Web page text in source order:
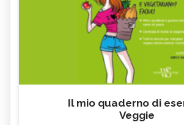
Il mio quaderno di
Veggie